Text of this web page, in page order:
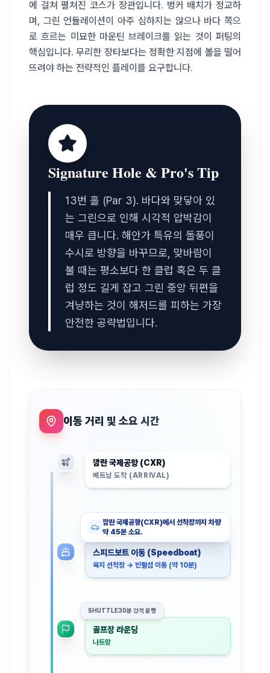
에 걸쳐 펼쳐진 코스가 장관입니다. 벙커 배치가 정교하
며, 그린 언듈레이션이 아주 심하지는 않으나 바다 쪽으
로 흐르는 미묘한 마운틴 브레이크를 읽는 것이 퍼팅의
핵심입니다. 무리한 장타보다는 정확한 지점에 볼을 떨어
뜨려야 하는 전략적인 플레이를 요구합니다.
Signature Hole & Pro's Tip
13번 홀 (Par 3). 바다와 맞닿아 있
는 그린으로 인해 시각적 압박감이
매우 큽니다. 해안가 특유의 돌풍이
수시로 방향을 바꾸므로, 맞바람이
불 때는 평소보다 한 클럽 혹은 두 클
럽 정도 길게 잡고 그린 중앙 뒤편을
겨냥하는 것이 해저드를 피하는 가장
안전한 공략법입니다.
이동 거리 및 소요 시간
깜란 국제공항 (CXR)
베트남 도착 (ARRIVAL)
깜란 국제공항(CXR)에서 선착장까지 차량
약 45분 소요.
스피드보트 이동 (Speedboat)
육지 선착장 → 빈펄섬 이동 (약 10분)
SHUTTLE30분 간격 운행
골프장 라운딩
나트랑